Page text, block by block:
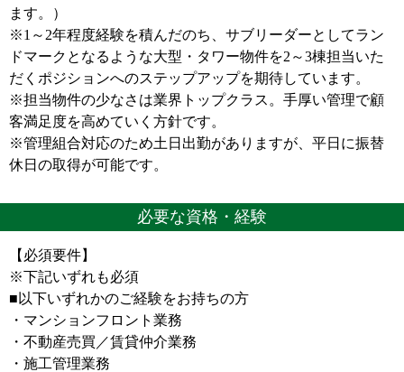
ます。）
※1～2年程度経験を積んだのち、サブリーダーとしてラン
ドマークとなるような大型・タワー物件を2～3棟担当いた
だくポジションへのステップアップを期待しています。
※担当物件の少なさは業界トップクラス。手厚い管理で顧
客満足度を高めていく方針です。
※管理組合対応のため土日出勤がありますが、平日に振替
休日の取得が可能です。
必要な資格・経験
【必須要件】
※下記いずれも必須
■以下いずれかのご経験をお持ちの方
・マンションフロント業務
・不動産売買／賃貸仲介業務
・施工管理業務